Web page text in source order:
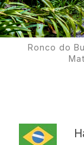
Ronco do